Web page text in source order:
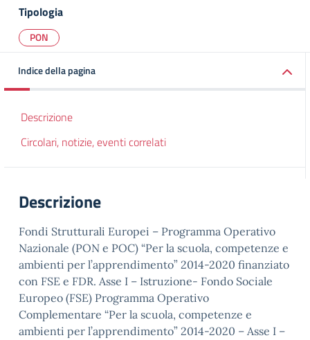
Tipologia
PON
Indice della pagina
Descrizione
Circolari, notizie, eventi correlati
Descrizione
Fondi Strutturali Europei – Programma Operativo
Nazionale (PON e POC) “Per la scuola, competenze e
ambienti per l’apprendimento” 2014-2020 finanziato
con FSE e FDR. Asse I – Istruzione- Fondo Sociale
Europeo (FSE) Programma Operativo
Complementare “Per la scuola, competenze e
ambienti per l’apprendimento” 2014-2020 – Asse I –